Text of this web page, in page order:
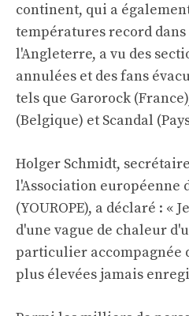
continent, qui a
températures record
l'Angleterre, a vu des
annulées et des fans
tels que Garorock
(Belgique) et Scandal
Holger Schmidt,
l'Association européenne
(YOUROPE), a déclaré : «
d'une vague de chaleur
particulier accompagnée
plus élevées jamais